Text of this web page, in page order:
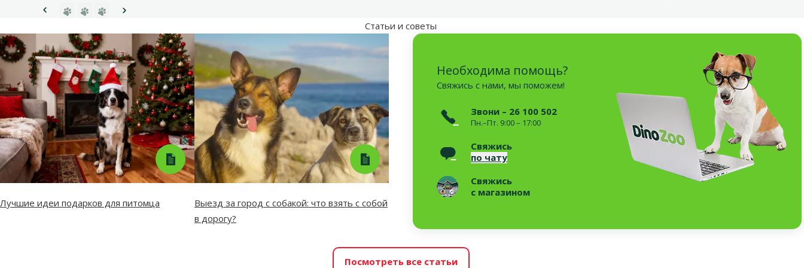
Предыдущая страницаСледующая страница
Статьи и советы
Необходима помощь?
Свяжись с нами, мы поможем!
Звони – 26 100 502
Пн.–Пт. 9:00 – 17:00
Свяжись
по чату
Свяжись
с магазином
Лучшие идеи подарков для питомца
Выезд за город с собакой: что взять с собой
в дорогу?
Посмотреть все статьи